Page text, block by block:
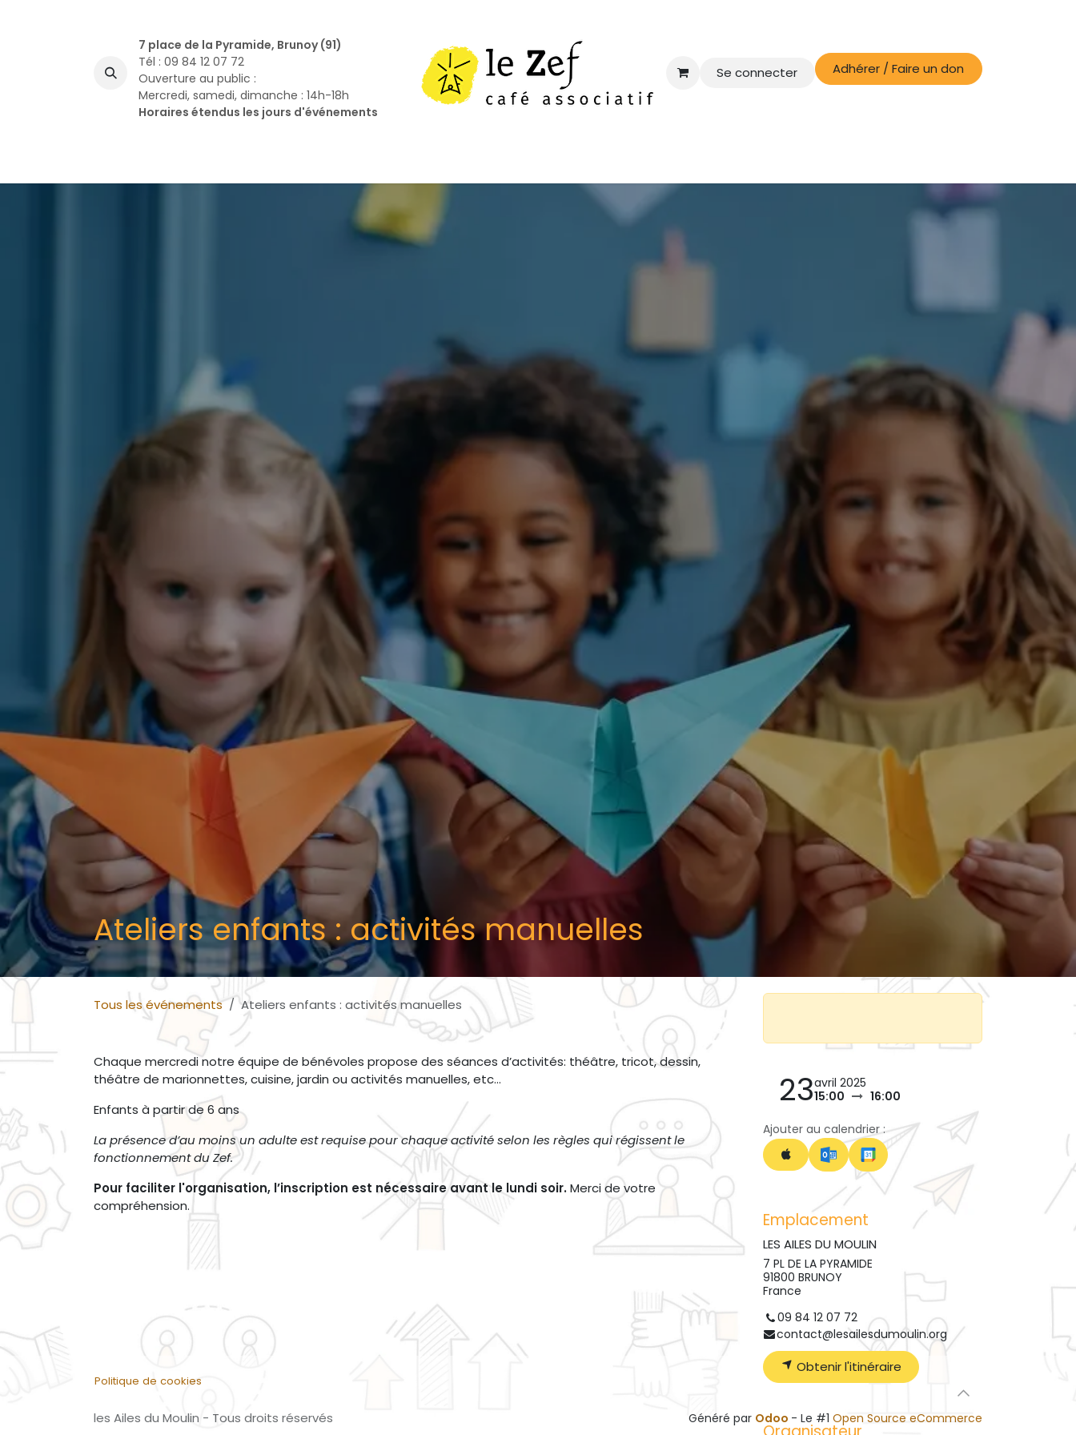
7 place de la Pyramide, Brunoy (91)
Tél : 09 84 12 07 72
Ouverture au public :
Mercredi, samedi, dimanche : 14h-18h
Horaires étendus les jours d'événements
Se connecter Adhérer / Faire un don
Ateliers enfants : activités manuelles
Tous les événements Ateliers enfants : activités manuelles
Chaque mercredi notre équipe de bénévoles propose des séances d’activités: théâtre, tricot, dessin,
théâtre de marionnettes, cuisine, jardin ou activités manuelles, etc…
Enfants à partir de 6 ans
La présence d’au moins un adulte est requise pour chaque activité selon les règles qui régissent le
fonctionnement du Zef.
Pour faciliter l'organisation, l’inscription est nécessaire avant le lundi soir.Merci de votre
compréhension.
23avril 2025
15:00
16:00
Ajouter au calendrier :
Emplacement
LES AILES DU MOULIN
7 PL DE LA PYRAMIDE
91800 BRUNOY
France
09 84 12 07 72
contact@lesailesdumoulin.org
Obtenir l'itinéraire
Politique de cookies
les Ailes du Moulin - Tous droits réservés Généré par Odoo - Le #1 Open Source eCommerce